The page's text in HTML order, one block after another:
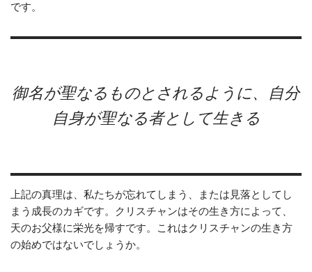
です。
御名が聖なるものとされるように、自分
自身が聖なる者として生きる
上記の真理は、私たちが忘れてしまう、または見落としてし
まう成長のカギです。クリスチャンはその生き方によって、
天のお父様に栄光を帰すです。これはクリスチャンの生き方
の始めではないでしょうか。